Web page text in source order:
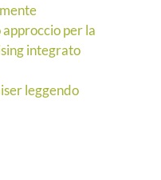
approccio per la
integrato
leggendo